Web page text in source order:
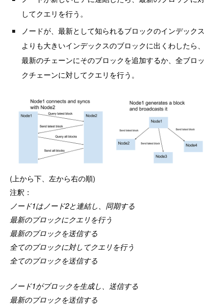
してクエリを行う。
ノードが、最新として知られるブロックのインデックス
よりも大きいインデックスのブロックに出くわしたら、
最新のチェーンにそのブロックを追加するか、全ブロッ
クチェーンに対してクエリを行う。
(上から下、左から右の順)
注釈：
ノード1はノード2と連結し、同期する
最新のブロックにクエリを行う
最新のブロックを送信する
全てのブロックに対してクエリを行う
全てのブロックを送信する
ノード1がブロックを生成し、送信する
最新のブロックを送信する